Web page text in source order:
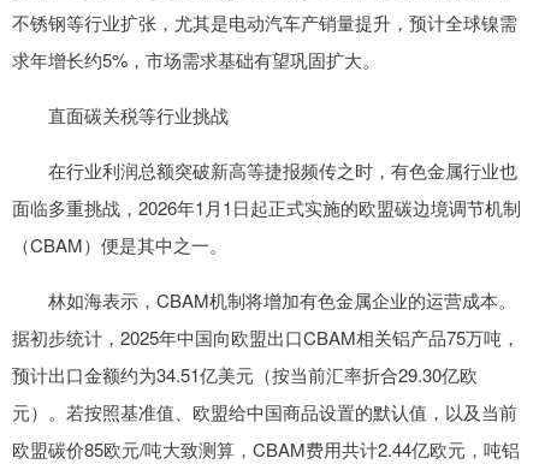
不锈钢等行业扩张，尤其是电动汽车产销量提升，预计全球镍需
求年增长约5%，市场需求基础有望巩固扩大。
直面碳关税等行业挑战
在行业利润总额突破新高等捷报频传之时，有色金属行业也
面临多重挑战，2026年1月1日起正式实施的欧盟碳边境调节机制
（CBAM）便是其中之一。
林如海表示，CBAM机制将增加有色金属企业的运营成本。
据初步统计，2025年中国向欧盟出口CBAM相关铝产品75万吨，
预计出口金额约为34.51亿美元（按当前汇率折合29.30亿欧
元）。若按照基准值、欧盟给中国商品设置的默认值，以及当前
欧盟碳价85欧元/吨大致测算，CBAM费用共计2.44亿欧元，吨铝